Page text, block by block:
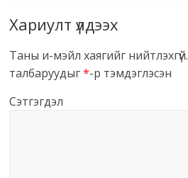
Хариулт үлдээх
Таны и-мэйл хаягийг нийтлэхгүй.
талбаруудыг*-р тэмдэглэсэн
Сэтгэгдэл